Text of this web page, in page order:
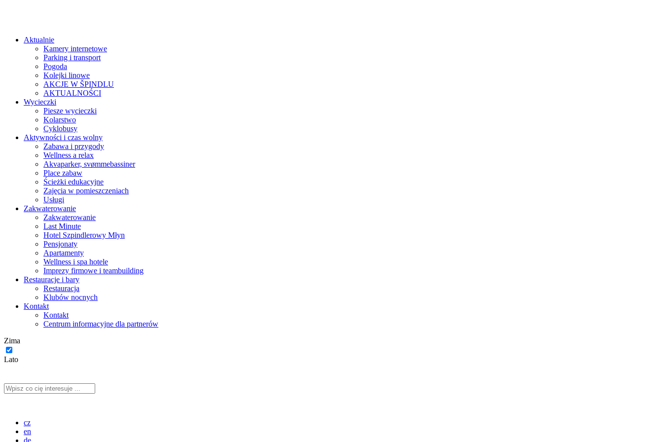
Aktualnie
Kamery internetowe
Parking i transport
Pogoda
Kolejki linowe
AKCJE W ŠPINDLU
AKTUALNOŚCI
Wycieczki
Piesze wycieczki
Kolarstwo
Cyklobusy
Aktywności i czas wolny
Zabawa i przygody
Wellness a relax
Akvaparker, svømmebassiner
Place zabaw
Ścieżki edukacyjne
Zajęcia w pomieszczeniach
Usługi
Zakwaterowanie
Zakwaterowanie
Last Minute
Hotel Szpindlerowy Młyn
Pensjonaty
Apartamenty
Wellness i spa hotele
Imprezy firmowe i teambuilding
Restauracje i bary
Restauracja
Klubów nocnych
Kontakt
Kontakt
Centrum informacyjne dla partnerów
Zima
Lato
cz
en
de